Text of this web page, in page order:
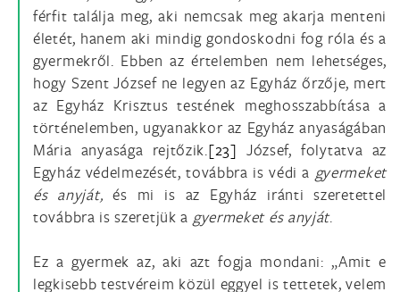
férfit találja meg, aki nemcsak meg akarja menteni
életét, hanem aki mindig gondoskodni fog róla és a
gyermekről. Ebben az értelemben nem lehetséges,
hogy Szent József ne legyen az Egyház őrzője, mert
az Egyház Krisztus testének meghosszabbítása a
történelemben, ugyanakkor az Egyház anyaságában
Mária anyasága rejtőzik.[23] József, folytatva az
Egyház védelmezését, továbbra is védi a gyermeket
és anyját, és mi is az Egyház iránti szeretettel
továbbra is szeretjük a gyermeket és anyját.
Ez a gyermek az, aki azt fogja mondani: „Amit e
legkisebb testvéreim közül eggyel is tettetek, velem